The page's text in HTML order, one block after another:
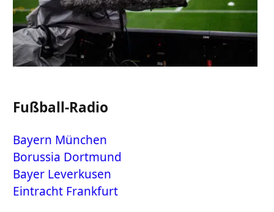
Fußball-Radio
Bayern München
Borussia Dortmund
Bayer Leverkusen
Eintracht Frankfurt